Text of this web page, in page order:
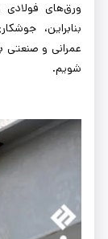
ورق‌های
بنابراین،
عمرانی و صنعتی
شویم.